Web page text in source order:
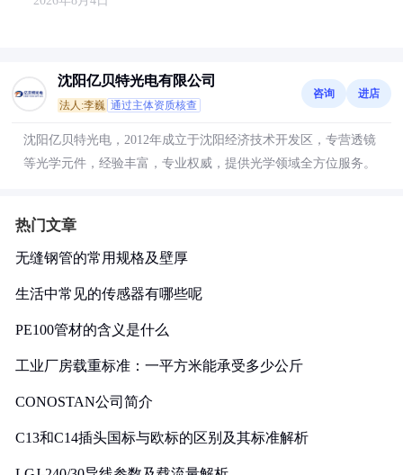
沈阳亿贝特光电有限公司
法人:李巍 通过主体资质核查
咨询 进店
沈阳亿贝特光电，2012年成立于沈阳经济技术开发区，专营透镜
等光学元件，经验丰富，专业权威，提供光学领域全方位服务。
热门文章
无缝钢管的常用规格及壁厚
生活中常见的传感器有哪些呢
PE100管材的含义是什么
工业厂房载重标准：一平方米能承受多少公斤
CONOSTAN公司简介
C13和C14插头国标与欧标的区别及其标准解析